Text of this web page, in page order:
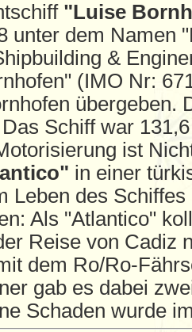
"Luise
unter dem Namen
&
(IMO Nr:
übergeben.
Schiff war
ist
in einer
Leben des
Als "Atlantico"
Reise von Cadiz
dem Ro/Ro-
gab es dabei
Schaden wurde